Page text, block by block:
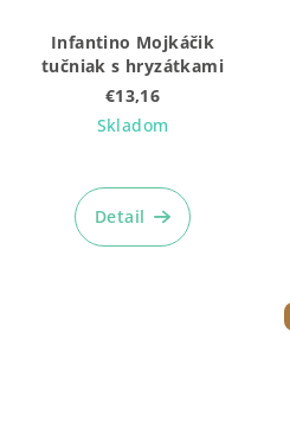
Infantino Mojkáčik
tučniak s hryzátkami
€13,16
Skladom
Detail